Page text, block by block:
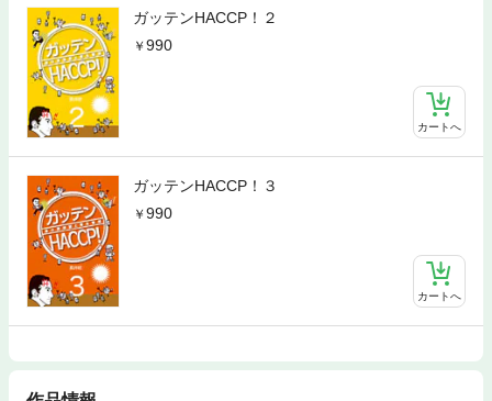
ガッテンHACCP！２
990
カートへ
ガッテンHACCP！３
990
カートへ